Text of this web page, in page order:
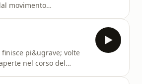
movimento
pi&ugrave; volte
nel corso del